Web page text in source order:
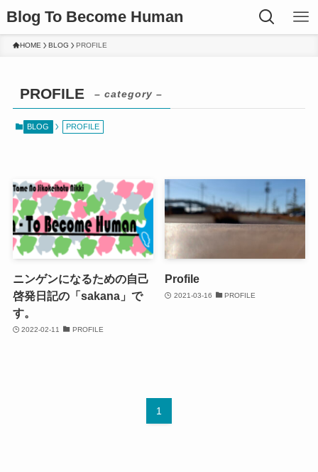
Blog To Become Human
HOME BLOG PROFILE
PROFILE – category –
BLOG PROFILE
ニンゲンになるための自己
啓発日記の「sakana」で
す。
2022-02-11 PROFILE
Profile
2021-03-16 PROFILE
1